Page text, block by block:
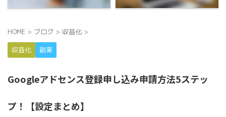
HOME > ブログ > 収益化 >
収益化
副業
Googleアドセンス登録申し込み申請方法5ステッ
プ！【設定まとめ】